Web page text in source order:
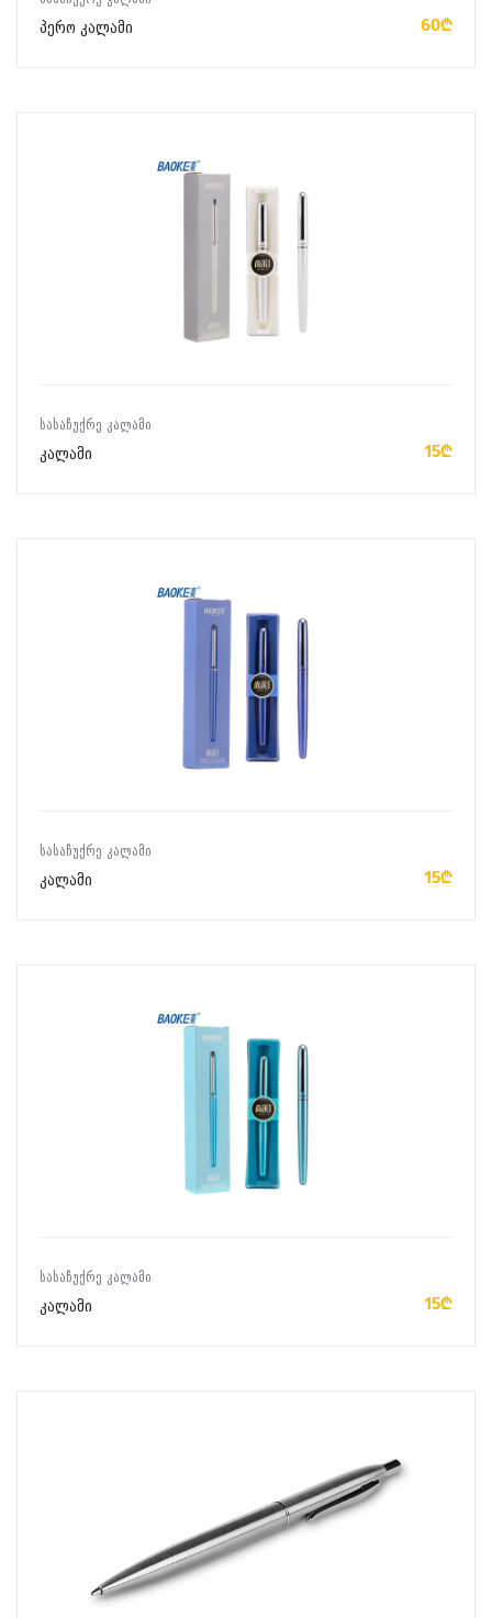
პერო კალამი 60₾
ᲡᲐᲡᲐᲩᲣᲥᲠᲔ ᲙᲐᲚᲐᲛᲘ
კალამი 15₾
ᲡᲐᲡᲐᲩᲣᲥᲠᲔ ᲙᲐᲚᲐᲛᲘ
კალამი 15₾
ᲡᲐᲡᲐᲩᲣᲥᲠᲔ ᲙᲐᲚᲐᲛᲘ
კალამი 15₾